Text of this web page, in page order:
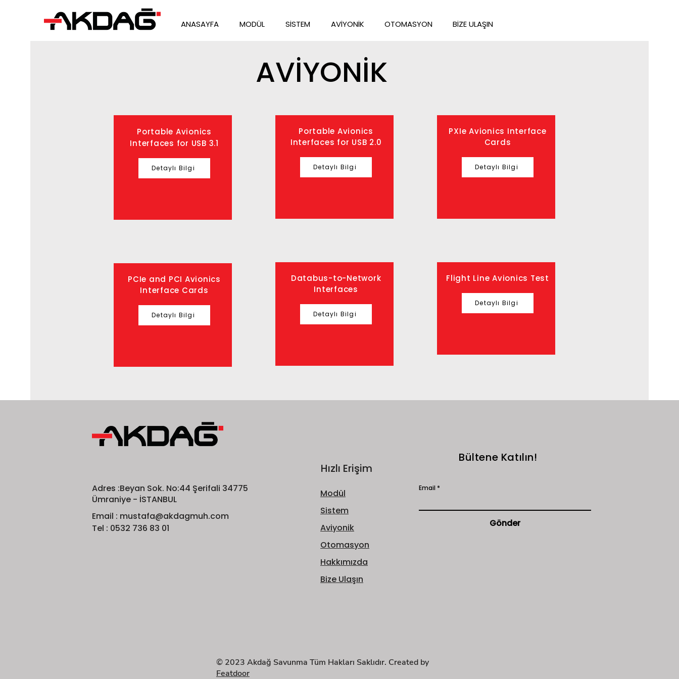
ANASAYFA MODÜL SİSTEM AVİYONİK OTOMASYON BİZE ULAŞIN
AVİYONİK
Portable Avionics
Interfaces for USB 3.1
Detaylı Bilgi
PCIe and PCI Avionics
Interface Cards
Detaylı Bilgi
Portable Avionics
Interfaces for USB 2.0
Detaylı Bilgi
Databus-to-Network
Interfaces
Detaylı Bilgi
PXIe Avionics Interface
Cards
Detaylı Bilgi
Flight Line Avionics Test
Detaylı Bilgi
Adres :Beyan Sok. No:44 Şerifali 34775
Ümraniye - İSTANBUL
Email : mustafa@akdagmuh.com
Tel : 0532 736 83 01
Hızlı Erişim
Modül
Sistem
Aviyonik
Otomasyon
Hakkımızda
Bize Ulaşın
Bültene Katılın!
Email
Gönder
© 2023 Akdağ Savunma Tüm Hakları Saklıdır. Created by
Featdoor